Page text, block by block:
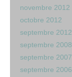
novembre 2012
octobre 2012
septembre 2012
septembre 2008
septembre 2007
septembre 2006